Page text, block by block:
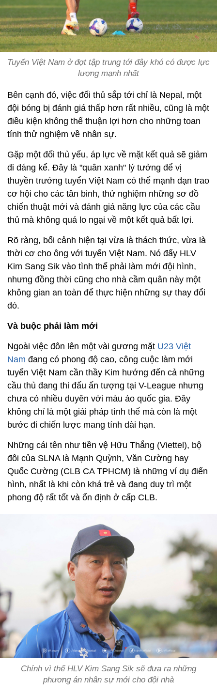
Tuyển Việt Nam ở đợt tập trung tới đây khó có được lực
lượng mạnh nhất
Bên cạnh đó, việc đối thủ sắp tới chỉ là Nepal, một
đội bóng bị đánh giá thấp hơn rất nhiều, cũng là một
điều kiện không thể thuận lợi hơn cho những toan
tính thử nghiệm về nhân sự.
Gặp một đối thủ yếu, áp lực về mặt kết quả sẽ giảm
đi đáng kể. Đây là "quân xanh" lý tưởng để vị
thuyền trưởng tuyển Việt Nam có thể mạnh dạn trao
cơ hội cho các tân binh, thử nghiệm những sơ đồ
chiến thuật mới và đánh giá năng lực của các cầu
thủ mà không quá lo ngại về một kết quả bất lợi.
Rõ ràng, bối cảnh hiện tại vừa là thách thức, vừa là
thời cơ cho ông với tuyển Việt Nam. Nó đẩy HLV
Kim Sang Sik vào tình thế phải làm mới đội hình,
nhưng đồng thời cũng cho nhà cầm quân này một
không gian an toàn để thực hiện những sự thay đổi
đó.
Và buộc phải làm mới
Ngoài việc đôn lên một vài gương mặt U23 Việt
Nam đang có phong độ cao, công cuộc làm mới
tuyển Việt Nam cần thầy Kim hướng đến cả những
cầu thủ đang thi đấu ấn tượng tại V-League nhưng
chưa có nhiều duyên với màu áo quốc gia. Đây
không chỉ là một giải pháp tình thế mà còn là một
bước đi chiến lược mang tính dài hạn.
Những cái tên như tiền vệ Hữu Thắng (Viettel), bộ
đôi của SLNA là Mạnh Quỳnh, Văn Cường hay
Quốc Cường (CLB CA TPHCM) là những ví dụ điển
hình, nhất là khi còn khá trẻ và đang duy trì một
phong độ rất tốt và ổn định ở cấp CLB.
Chính vì thế HLV Kim Sang Sik sẽ đưa ra những
phương án nhân sự mới cho đội nhà